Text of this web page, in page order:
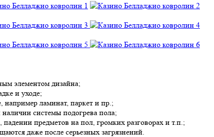
элементом дизайна;
и уходе;
ламинат, паркет и пр.;
системы подогрева пола;
предметов на пол, громких разговорах и т.п.;
даже после серьезных загрязнений.